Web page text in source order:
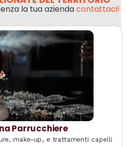
la tua aziendacontattaci!
Parrucchiere
make-up, e trattamenti capelli